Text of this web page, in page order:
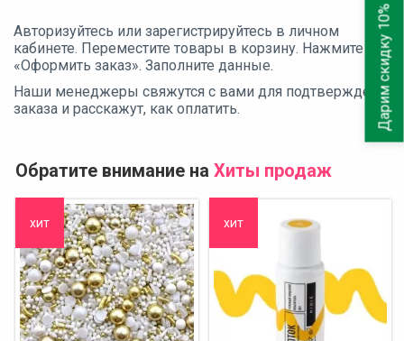
Авторизуйтесь или зарегистрируйтесь в личном
кабинете. Переместите товары в корзину. Нажмите
«Оформить заказ». Заполните данные.
Наши менеджеры свяжутся с вами для подтверждения
заказа и расскажут, как оплатить.
Обратите внимание на Хиты продаж
хит хит
Дарим скидку 10%